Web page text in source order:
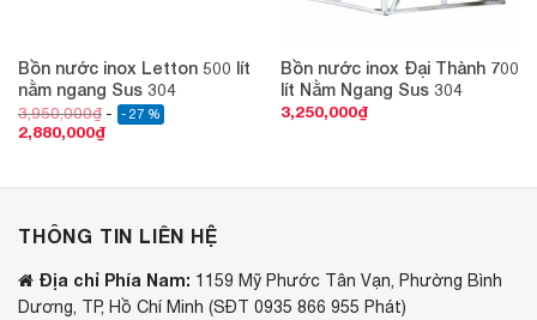
Bồn nước inox Letton 500 lít
nằm ngang Sus 304
3,950,000₫ - 27 %
2,880,000₫
Bồn nước inox Đại Thành 700
lít Nằm Ngang Sus 304
3,250,000₫
THÔNG TIN LIÊN HỆ
Địa chỉ Phía Nam: 1159 Mỹ Phước Tân Vạn, Phường Bình
Dương, TP, Hồ Chí Minh (SĐT 0935 866 955 Phát)